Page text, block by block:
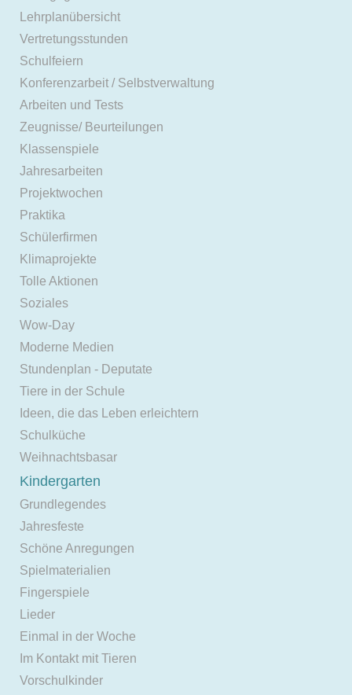
Lehrplanübersicht
Vertretungsstunden
Schulfeiern
Konferenzarbeit / Selbstverwaltung
Arbeiten und Tests
Zeugnisse/ Beurteilungen
Klassenspiele
Jahresarbeiten
Projektwochen
Praktika
Schülerfirmen
Klimaprojekte
Tolle Aktionen
Soziales
Wow-Day
Moderne Medien
Stundenplan - Deputate
Tiere in der Schule
Ideen, die das Leben erleichtern
Schulküche
Weihnachtsbasar
Kindergarten
Grundlegendes
Jahresfeste
Schöne Anregungen
Spielmaterialien
Fingerspiele
Lieder
Einmal in der Woche
Im Kontakt mit Tieren
Vorschulkinder